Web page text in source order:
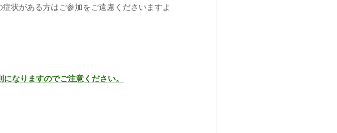
状がある方はご参加をご遠慮くださいますよ
なりますのでご注意ください。